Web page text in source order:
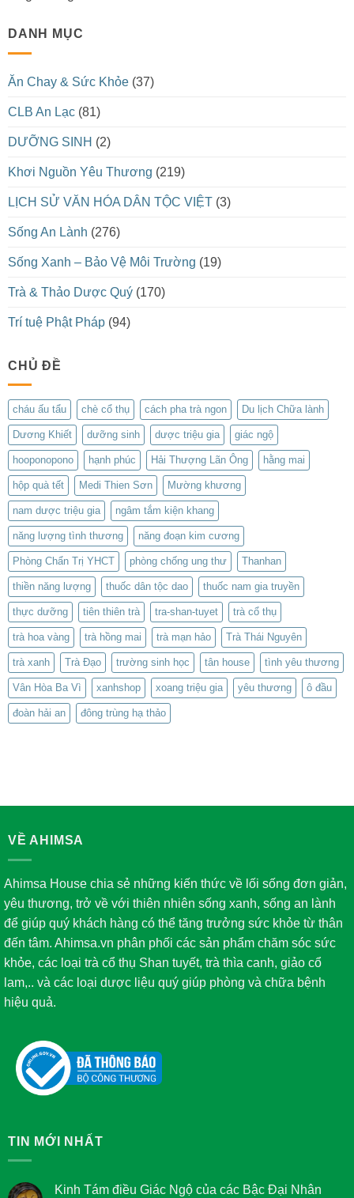
DANH MỤC
Ăn Chay & Sức Khỏe (37)
CLB An Lạc (81)
DƯỠNG SINH (2)
Khơi Nguồn Yêu Thương (219)
LỊCH SỬ VĂN HÓA DÂN TỘC VIỆT (3)
Sống An Lành (276)
Sống Xanh – Bảo Vệ Môi Trường (19)
Trà & Thảo Dược Quý (170)
Trí tuệ Phật Pháp (94)
CHỦ ĐỀ
cháu ấu tẩu chè cổ thụ cách pha trà ngon Du lịch Chữa lành
Dương Khiết dưỡng sinh dược triệu gia giác ngộ
hooponopono hạnh phúc Hải Thượng Lãn Ông hằng mai
hộp quà tết Medi Thien Sơn Mường khương
nam dược triệu gia ngâm tắm kiện khang
năng lượng tình thương năng đoạn kim cương
Phòng Chẩn Trị YHCT phòng chống ung thư Thanhan
thiền năng lượng thuốc dân tộc dao thuốc nam gia truyền
thực dưỡng tiên thiên trà tra-shan-tuyet trà cổ thụ
trà hoa vàng trà hồng mai trà mạn hảo Trà Thái Nguyên
trà xanh Trà Đạo trường sinh học tân house tình yêu thương
Vân Hòa Ba Vì xanhshop xoang triệu gia yêu thương ô đầu
đoàn hải an đông trùng hạ thảo
VỀ AHIMSA
Ahimsa House chia sẻ những kiến thức về lối sống đơn giản,
yêu thương, trở về với thiên nhiên sống xanh, sống an lành
để giúp quý khách hàng có thể tăng trưởng sức khỏe từ thân
đến tâm. Ahimsa.vn phân phối các sản phẩm chăm sóc sức
khỏe, các loại trà cổ thụ Shan tuyết, trà thìa canh, giảo cổ
lam,.. và các loại dược liệu quý giúp phòng và chữa bệnh
hiệu quả.
TIN MỚI NHẤT
Kinh Tám điều Giác Ngộ của các Bậc Đại Nhân